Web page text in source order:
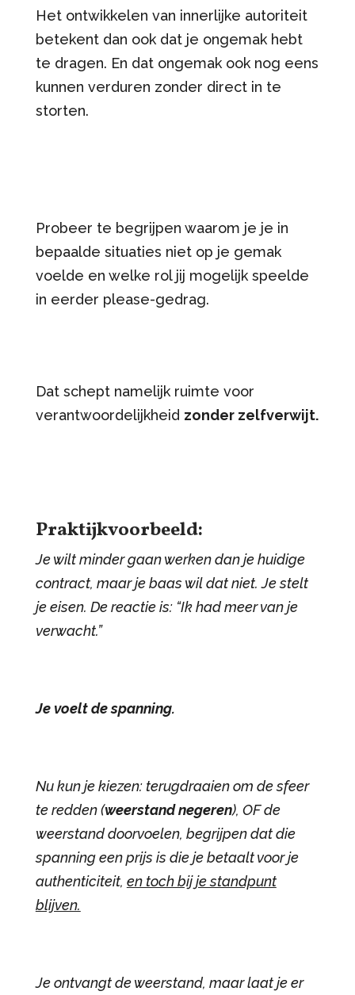
Het ontwikkelen van innerlijke autoriteit
betekent dan ook dat je ongemak hebt
te dragen. En dat ongemak ook nog eens
kunnen verduren zonder direct in te
storten.
Probeer te begrijpen waarom je je in
bepaalde situaties niet op je gemak
voelde en welke rol jij mogelijk speelde
in eerder please-gedrag.
Dat schept namelijk ruimte voor
verantwoordelijkheid zonder zelfverwijt.
Praktijkvoorbeeld:
Je wilt minder gaan werken dan je huidige
contract, maar je baas wil dat niet. Je stelt
je eisen. De reactie is: “Ik had meer van je
verwacht.”
Je voelt de spanning.
Nu kun je kiezen: terugdraaien om de sfeer
te redden (weerstand negeren), OF de
weerstand doorvoelen, begrijpen dat die
spanning een prijs is die je betaalt voor je
authenticiteit, en toch bij je standpunt
blijven.
Je ontvangt de weerstand, maar laat je er